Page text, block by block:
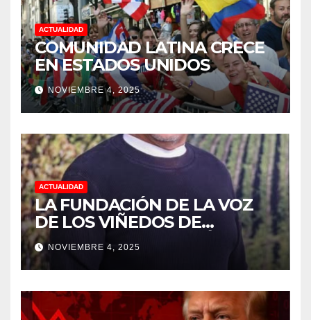
ACTUALIDAD
COMUNIDAD LATINA CRECE
EN ESTADOS UNIDOS
NOVIEMBRE 4, 2025
ACTUALIDAD
LA FUNDACIÓN DE LA VOZ
DE LOS VIÑEDOS DE
SONOMA RECONOCIÓ A
CUATRO “ EMPLEADOS DEL
MES” POR SU LIDERAZGO Y
DEDICACIÓN EN LOS
VIÑEDOS
NOVIEMBRE 4, 2025